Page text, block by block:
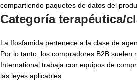
compartiendo paquetes de datos del
Categoría terapéutica/
La Ifosfamida pertenece a la clase de
Por lo tanto, los compradores B2B
International trabaja con equipos de
las leyes aplicables.